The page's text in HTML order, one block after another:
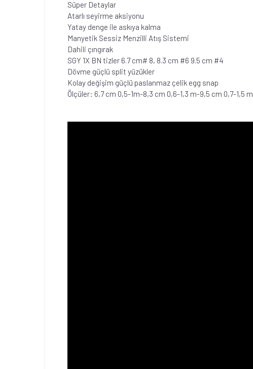
Süper Detaylar
Atarlı seyirme aksiyonu
Yatay denge ile askıya kalma
Manyetik Sessiz Menzilli Atış Sistemi
Dahili çıngırak
SGY 1X BN tizler 6.7 cm# 8, 8.3 cm #6 9.5 cm #4
Dövme güçlü split yüzükler
Kolay değişim güçlü paslanmaz çelik egg snap
Ölçüler: 6,7 cm 0,5-1m-8,3 cm 0,6-1,3 m-9,5 cm 0,7-1,5 m